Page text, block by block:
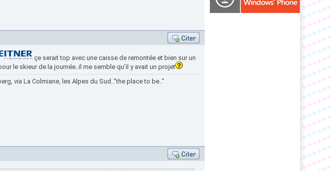
çe serait top avec une caisse de remontée et bien sur un
le skieur de la journée..il me semble qu'il y avait un projet
via La Colmiane, les Alpes du Sud.."the place to be.."